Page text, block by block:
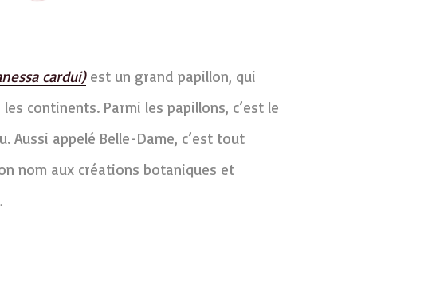
cardui)est un grand papillon, qui
continents. Parmi les papillons, c’est le
Aussi appelé Belle-Dame, c’est tout
nom aux créations botaniques et